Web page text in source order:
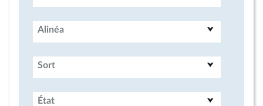
Alinéa
Sort
État